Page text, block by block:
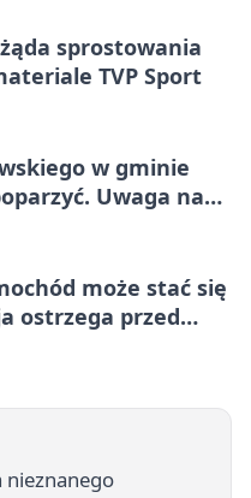
sprostowania
TVP Sport
w gminie
Uwaga na
może stać się
ostrzega przed
nieznanego